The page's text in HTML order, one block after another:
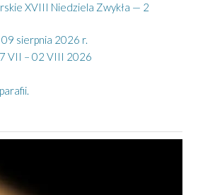
XVIII Niedziela Zwykła — 2
sierpnia 2026 r.
VII – 02 VIII 2026